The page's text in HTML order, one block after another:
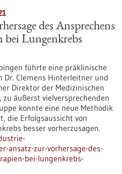
des Ansprechens
Lungenkrebs
führte eine präklinische
Clemens Hinterleitner und
Direktor der Medizinischen
äußerst vielversprechenden
konnte eine neue Methodik
die Erfolgsaussicht von
besser vorherzusagen.
ansatz-zur-vorhersage-des-
bei-lungenkrebs-